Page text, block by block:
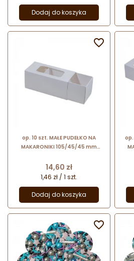
Dodaj do koszyka
op. 10 szt. MAŁE PUDEŁKO NA
MAKARONIKI 105/45/45 mm
makaroniki z okienkiem
Cena
14,60 zł
1,46 zł / 1 szt.
Dodaj do koszyka

op.
